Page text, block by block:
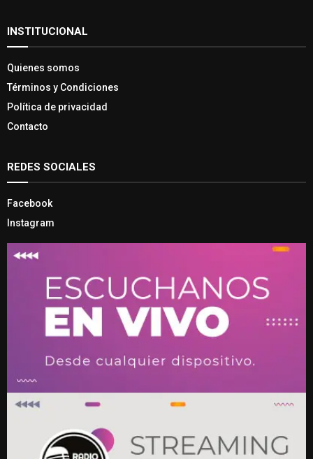
INSTITUCIONAL
Quienes somos
Términos y Condiciones
Política de privacidad
Contacto
REDES SOCIALES
Facebook
Instagram